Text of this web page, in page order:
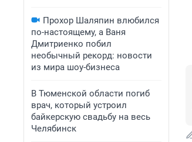
Прохор Шаляпин влюбился
по-настоящему, а Ваня
Дмитриенко побил
необычный рекорд: новости
из мира шоу-бизнеса
В Тюменской области погиб
врач, который устроил
байкерскую свадьбу на весь
Челябинск